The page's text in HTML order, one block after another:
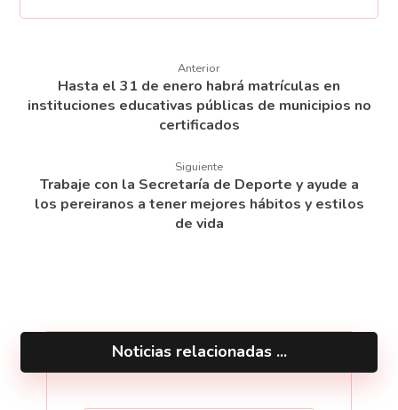
Anterior
Hasta el 31 de enero habrá matrículas en
instituciones educativas públicas de municipios no
certificados
Siguiente
Trabaje con la Secretaría de Deporte y ayude a
los pereiranos a tener mejores hábitos y estilos
de vida
Noticias relacionadas ...